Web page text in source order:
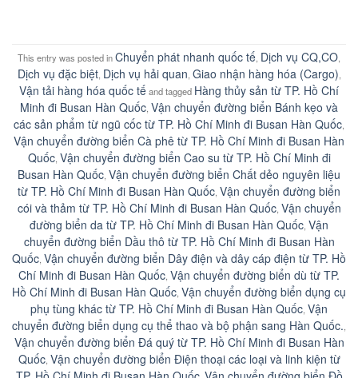
This entry was posted inChuyển phát nhanh quốc tế Dịch vụ CQ,CO
Dịch vụ đặc biệt, Dịch vụ hải quan Giao nhận hàng hóa (Cargo)
Vận tải hàng hóa quốc tếand tagged Hàng thủy sản từ TP. Hồ Chí
Minh đi Busan Hàn Quốc Vận chuyển đường biển Bánh kẹo và
các sản phẩm từ ngũ cốc từ TP. Hồ Chí Minh đi Busan Hàn Quốc
Vận chuyển đường biển Cà phê từ TP. Hồ Chí Minh đi Busan Hàn
Quốc, Vận chuyển đường biển Cao su từ TP. Hồ Chí Minh đi
Busan Hàn Quốc Vận chuyển đường biển Chất dẻo nguyên liệu
từ TP. Hồ Chí Minh đi Busan Hàn Quốc Vận chuyển đường biển
cói và thảm từ TP. Hồ Chí Minh đi Busan Hàn Quốc, Vận chuyển
đường biển da từ TP. Hồ Chí Minh đi Busan Hàn Quốc Vận
chuyển đường biển Dầu thô từ TP. Hồ Chí Minh đi Busan Hàn
Quốc Vận chuyển đường biển Dây điện và dây cáp điện từ TP. Hồ
Chí Minh đi Busan Hàn Quốc Vận chuyển đường biển dù từ TP.
Hồ Chí Minh đi Busan Hàn Quốc Vận chuyển đường biển dụng cụ
phụ tùng khác từ TP. Hồ Chí Minh đi Busan Hàn Quốc Vận
chuyển đường biển dụng cụ thể thao và bộ phận sang Hàn Quốc.
Vận chuyển đường biển Ðá quý từ TP. Hồ Chí Minh đi Busan Hàn
Quốc, Vận chuyển đường biển Ðiện thoại các loại và linh kiện từ